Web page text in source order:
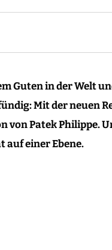
Guten in der Welt
Mit der neuen
von Patek Philippe.
auf einer Ebene.